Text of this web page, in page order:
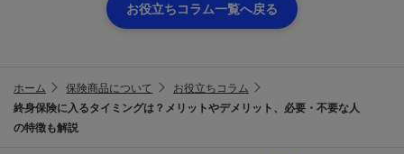
お役立ちコラム一覧へ戻る
ホーム 保険商品について
お役立ちコラム
終身保険に入るタイミングは？メリットやデメリット、必要・不要な人
の特徴も解説